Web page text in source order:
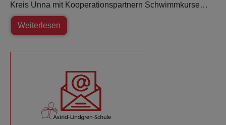
Kreis Unna mit Kooperationspartnern Schwimmkurse…
Weiterlesen